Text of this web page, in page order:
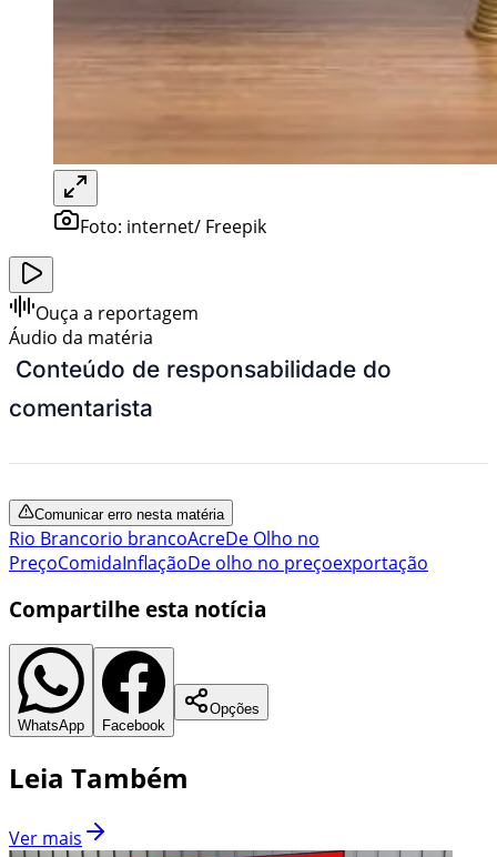
Foto: internet/ Freepik
Ouça a reportagem
Áudio da matéria
Conteúdo de responsabilidade do
comentarista
Comunicar erro nesta matéria
Rio Brancorio brancoAcreDe Olho no
PreçoComidaInflaçãoDe olho no preçoexportação
Compartilhe esta notícia
WhatsApp Facebook
Opções
Leia Também
Ver mais